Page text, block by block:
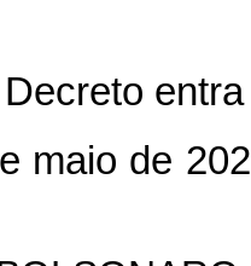
maio de